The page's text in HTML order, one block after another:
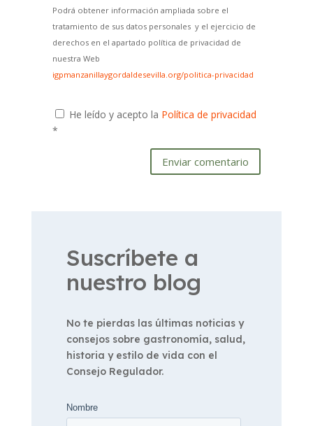
Podrá obtener información ampliada sobre el
tratamiento de sus datos personales y el ejercicio de
derechos en el apartado política de privacidad de
nuestra Web
igpmanzanillaygordaldesevilla.org/politica-privacidad
He leído y acepto la Política de privacidad
*
Enviar comentario
Suscríbete a
nuestro blog
No te pierdas las últimas noticias y
consejos sobre gastronomía, salud,
historia y estilo de vida con el
Consejo Regulador.